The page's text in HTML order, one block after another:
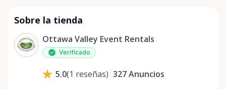
Sobre la tienda
Ottawa Valley Event Rentals
Verificado
5.0(1 reseñas) 327Anuncios